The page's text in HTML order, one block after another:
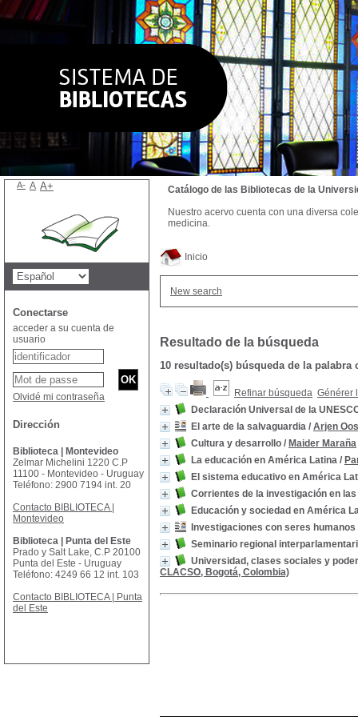
Inicio
New search
Resultado de la búsqueda
10 resultado(s) búsqueda de la palabra
Refinar búsqueda Générer
Declaración Universal de la
El arte de la salvaguardia / Arjen
Cultura y desarrollo / Maider Maraña
La educación en América Latina /
El sistema educativo en América
Corrientes de la investigación en
Educación y sociedad en América
Investigaciones con seres humanos
Seminario regional
Universidad, clases sociales y poder
CLACSO, Bogotá, Colombia)
Catálogo de las Bibliotecas de la
Nuestro acervo cuenta con una diversa
medicina.
A- A A+
Conectarse
acceder a su cuenta de
usuario
Olvidé mi contraseña
Dirección
Biblioteca | Montevideo
Zelmar Michelini 1220 C.P
11100 - Montevideo - Uruguay
Teléfono: 2900 7194 int. 20
Contacto BIBLIOTECA |
Montevideo
Biblioteca | Punta del Este
Prado y Salt Lake, C.P 20100
Punta del Este - Uruguay
Teléfono: 4249 66 12 int. 103
Contacto BIBLIOTECA | Punta
del Este